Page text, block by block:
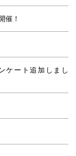
催！
ケート追加しまし